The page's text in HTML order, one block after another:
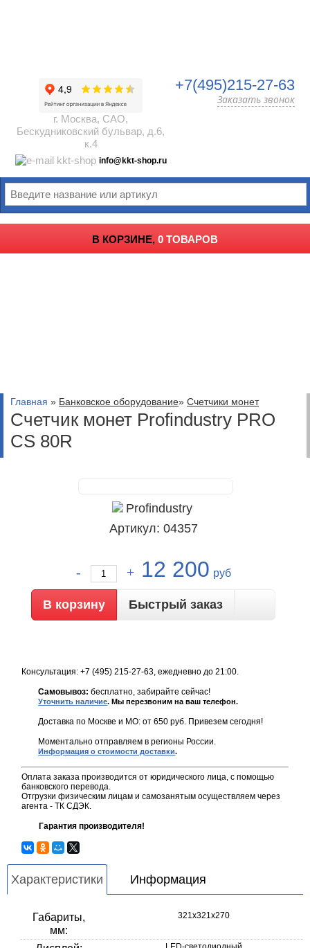
г. Москва, САО,
Бескудниковский бульвар, д.6,
к.4
info@kkt-shop.ru
+7(495)215-27-63
Заказать звонок
В КОРЗИНЕ, 0 ТОВАРОВ
Главная » Банковское оборудование» Счетчики монет
Счетчик монет Profindustry PRO
CS 80R
Артикул: 04357
12 200 руб
Быстрый заказ
Консультация: +7 (495) 215-27-63, ежедневно до 21:00.
Самовывоз: бесплатно, забирайте сейчас!
Уточнить наличие. Мы перезвоним на ваш телефон.
Доставка по Москве и МО: от 650 руб. Привезем сегодня!
Моментально отправляем в регионы России.
Информация о стоимости доставки.
Оплата заказа производится от юридического лица, с помощью
банковского перевода.
Отгрузки физическим лицам и самозанятым осуществляем через
агента - ТК СДЭК.
Гарантия производителя!
Характеристики Информация
Габариты,
мм:
321х321х270